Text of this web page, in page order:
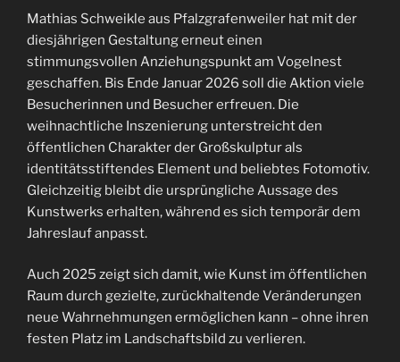
Mathias Schweikle aus Pfalzgrafenweiler hat mit der
diesjährigen Gestaltung erneut einen
stimmungsvollen Anziehungspunkt am Vogelnest
geschaffen. Bis Ende Januar 2026 soll die Aktion viele
Besucherinnen und Besucher erfreuen. Die
weihnachtliche Inszenierung unterstreicht den
öffentlichen Charakter der Großskulptur als
identitätsstiftendes Element und beliebtes Fotomotiv.
Gleichzeitig bleibt die ursprüngliche Aussage des
Kunstwerks erhalten, während es sich temporär dem
Jahreslauf anpasst.
Auch 2025 zeigt sich damit, wie Kunst im öffentlichen
Raum durch gezielte, zurückhaltende Veränderungen
neue Wahrnehmungen ermöglichen kann – ohne ihren
festen Platz im Landschaftsbild zu verlieren.